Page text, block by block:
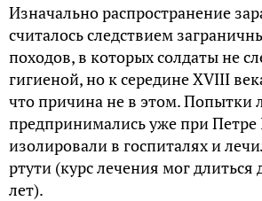
Изначально распространение
считалось следствием
походов, в которых солдаты не
гигиеной, но к середине XVIII
что причина не в этом. Попытки
предпринимались уже при Петре
изолировали в госпиталях и
ртути (курс лечения мог длиться
лет).